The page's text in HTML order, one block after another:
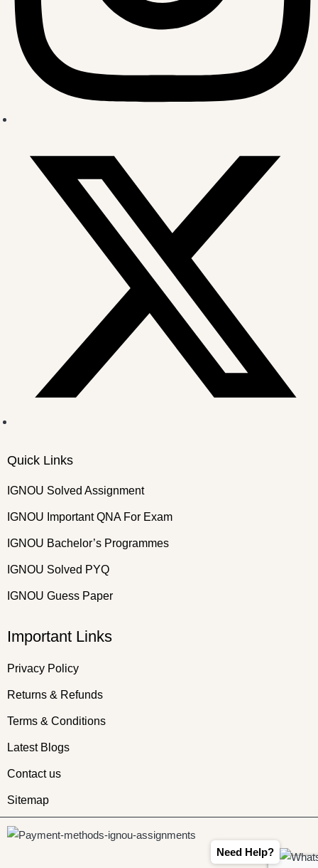
Quick Links
IGNOU Solved Assignment
IGNOU Important QNA For Exam
IGNOU Bachelor’s Programmes
IGNOU Solved PYQ
IGNOU Guess Paper
Important Links
Privacy Policy
Returns & Refunds
Terms & Conditions
Latest Blogs
Contact us
Sitemap
Need Help?